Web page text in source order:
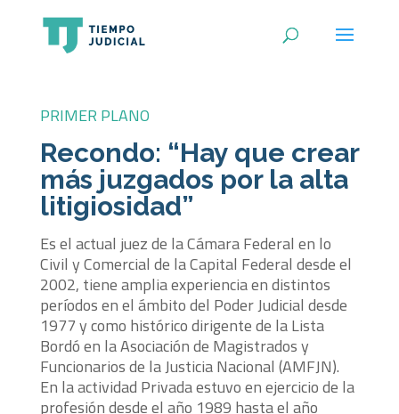
PRIMER PLANO
Recondo: “Hay que crear
más juzgados por la alta
litigiosidad”
Es el actual juez de la Cámara Federal en lo
Civil y Comercial de la Capital Federal desde el
2002, tiene amplia experiencia en distintos
períodos en el ámbito del Poder Judicial desde
1977 y como histórico dirigente de la Lista
Bordó en la Asociación de Magistrados y
Funcionarios de la Justicia Nacional (AMFJN).
En la actividad Privada estuvo en ejercicio de la
profesión desde el año 1989 hasta el año